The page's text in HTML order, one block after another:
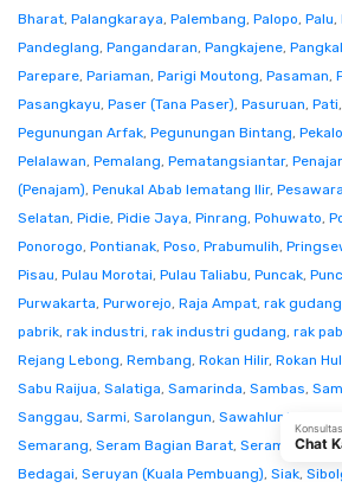
Bharat, Palangkaraya, Palembang, Palopo, Palu,
Pandeglang, Pangandaran, Pangkajene,
Parepare, Pariaman, Parigi Moutong, Pasaman,
Pasangkayu, Paser (Tana Paser), Pasuruan, Pati,
Pegunungan Arfak, Pegunungan Bintang,
Pelalawan, Pemalang, Pematangsiantar,
(Penajam), Penukal Abab lematang Ilir,
Selatan, Pidie, Pidie Jaya, Pinrang, Pohuwato,
Ponorogo, Pontianak, Poso, Prabumulih,
Pisau, Pulau Morotai, Pulau Taliabu, Puncak,
Purwakarta, Purworejo, Raja Ampat, rak
pabrik, rak industri, rak industri gudang, rak
Rejang Lebong, Rembang, Rokan Hilir, Rokan
Sabu Raijua, Salatiga, Samarinda, Sambas,
Sanggau, Sarmi, Sarolangun, Sawahlunto
Semarang, Seram Bagian Barat, Seram Bagian
Bedagai, Seruyan (Kuala Pembuang), Siak,
Chat